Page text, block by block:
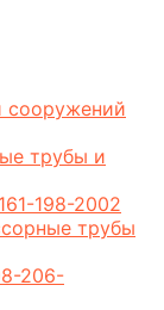
сооружений
трубы и
198-2002
трубы
206-